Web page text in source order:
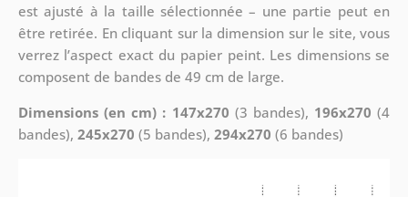
est ajusté à la taille sélectionnée – une partie peut en
être retirée. En cliquant sur la dimension sur le site, vous
verrez l’aspect exact du papier peint. Les dimensions se
composent de bandes de 49 cm de large.
Dimensions (en cm) : 147x270 (3 bandes), 196x270 (4
bandes), 245x270 (5 bandes), 294x270 (6 bandes)